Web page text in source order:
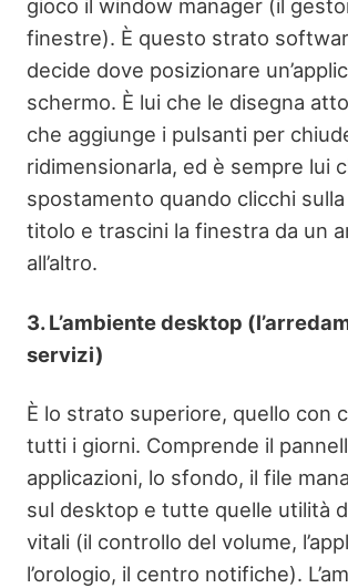
gioco il window manager (il
finestre). È questo strato
decide dove posizionare
schermo. È lui che le disegna
che aggiunge i pulsanti per
ridimensionarla, ed è sempre lui
spostamento quando clicchi
titolo e trascini la finestra da un
all’altro.
3. L’ambiente desktop
servizi)
È lo strato superiore, quello con
tutti i giorni. Comprende il
applicazioni, lo sfondo, il file
sul desktop e tutte quelle utilità
vitali (il controllo del volume,
l’orologio, il centro notifiche).